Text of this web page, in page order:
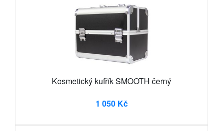
Kosmetický kufřík SMOOTH černý
1 050 Kč